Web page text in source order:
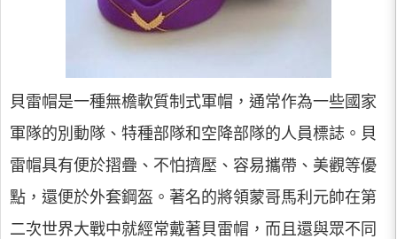
貝雷帽是一種無檐軟質制式軍帽，通常作為一些國家
軍隊的別動隊、特種部隊和空降部隊的人員標誌。貝
雷帽具有便於摺疊、不怕擠壓、容易攜帶、美觀等優
點，還便於外套鋼盔。著名的將領蒙哥馬利元帥在第
二次世界大戰中就經常戴著貝雷帽，而且還與眾不同